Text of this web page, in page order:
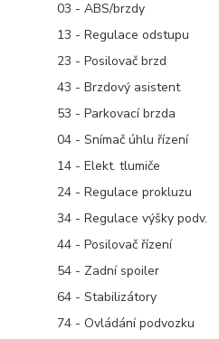
03 - ABS/brzdy
13 - Regulace odstupu
23 - Posilovač brzd
43 - Brzdový asistent
53 - Parkovací brzda
04 - Snímač úhlu řízení
14 - Elekt. tlumiče
24 - Regulace prokluzu
34 - Regulace výšky podv.
44 - Posilovač řízení
54 - Zadní spoiler
64 - Stabilizátory
74 - Ovládání podvozku